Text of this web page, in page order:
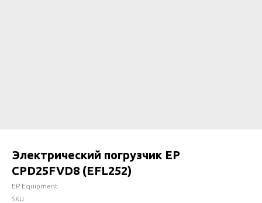
Электрический погрузчик EP
CPD25FVD8 (EFL252)
EP Equipment
SKU: